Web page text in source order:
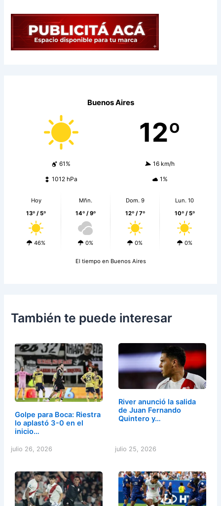
Buenos Aires
12º
61% 16 km/h
1012 hPa 1%
Hoy
13º / 5º
46%
Mñn.
14º / 9º
0%
Dom. 9
12º / 7º
0%
Lun. 10
10º / 5º
0%
El tiempo en Buenos Aires
También te puede interesar
Golpe para Boca: Riestra
lo aplastó 3-0 en el
inicio…
julio 26, 2026
River anunció la salida
de Juan Fernando
Quintero y…
julio 25, 2026